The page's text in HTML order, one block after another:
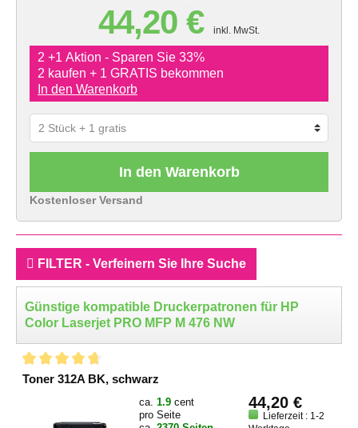
44,20 € inkl. MwSt.
2 +1 Aktion - Sparen Sie 33%
2 kaufen + 1 GRATIS bekommen
In den Warenkorb
In den Warenkorb
Kostenloser Versand
FILTER - Verfeinern Sie Ihre Suche
Günstige kompatible Druckerpatronen für HP
Color Laserjet PRO MFP M 476 NW
Toner 312A BK, schwarz
ca. 1.9 cent
pro Seite
44,20 €
Lieferzeit : 1-2